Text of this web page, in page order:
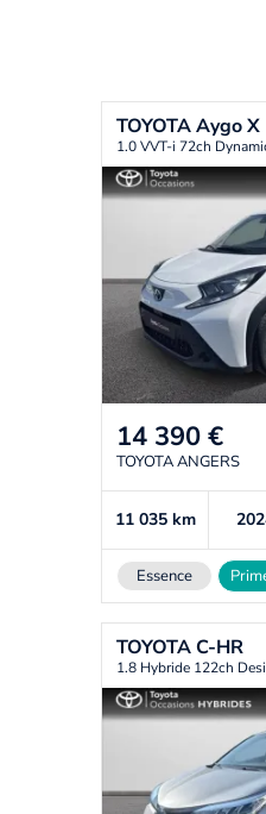
TOYOTAAygo X
1.0 VVT-i 72ch
14 390 €
TOYOTA ANGERS
11 035 km
Essence
TOYOTAC-HR
1.8 Hybride 122ch